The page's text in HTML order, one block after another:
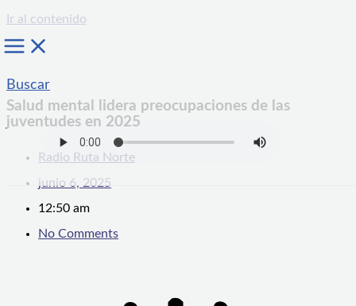
Ir al contenido
Buscar
Salud mental lidera preocupaciones de las
juventudes en 2025
Radio Ruta Norte
junio 6, 2025
12:50 am
No Comments